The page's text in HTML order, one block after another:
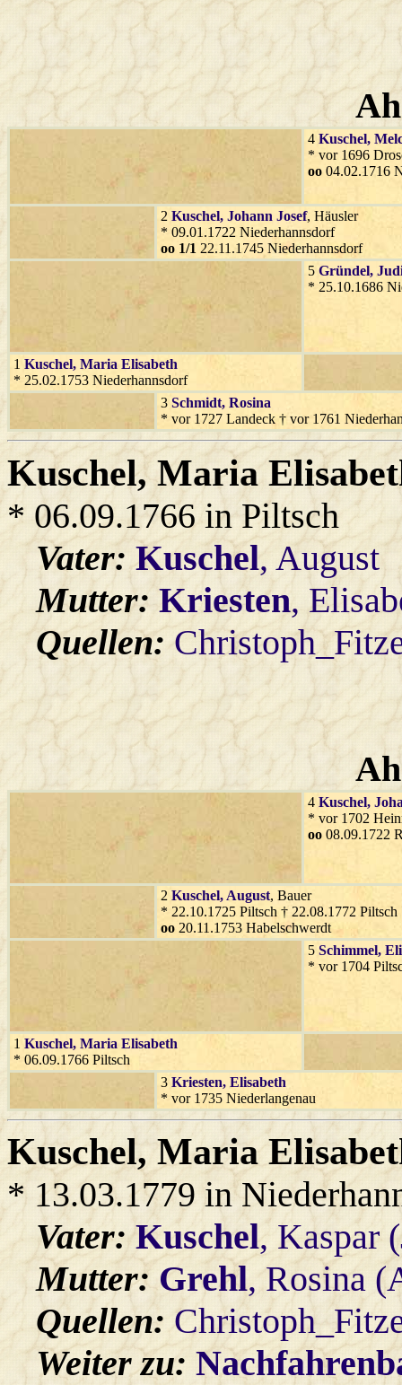
4 Kuschel,
* vor 1696
oo 04.02.1716
2 Kuschel, Johann Josef, Häusler
* 09.01.1722 Niederhannsdorf
oo 1/1 22.11.1745 Niederhannsdorf
5 Gründel,
* 25.10.1686
1 Kuschel, Maria Elisabeth
* 25.02.1753 Niederhannsdorf
3 Schmidt, Rosina
* vor 1727 Landeck † vor 1761
Kuschel, Maria
* 06.09.1766 in Piltsch
Vater:Kuschel, August
Mutter:Kriesten,
Quellen:
4 Kuschel,
* vor 1702
oo 08.09.1722
2 Kuschel, August, Bauer
* 22.10.1725 Piltsch † 22.08.1772 Piltsch
oo 20.11.1753 Habelschwerdt
5 Schimmel,
* vor 1704
1 Kuschel, Maria Elisabeth
* 06.09.1766 Piltsch
3 Kriesten, Elisabeth
* vor 1735 Niederlangenau
Kuschel, Maria
* 13.03.1779 in
Vater:Kuschel, Kaspar
Mutter:Grehl, Rosina
Quellen:
Weiter zu: